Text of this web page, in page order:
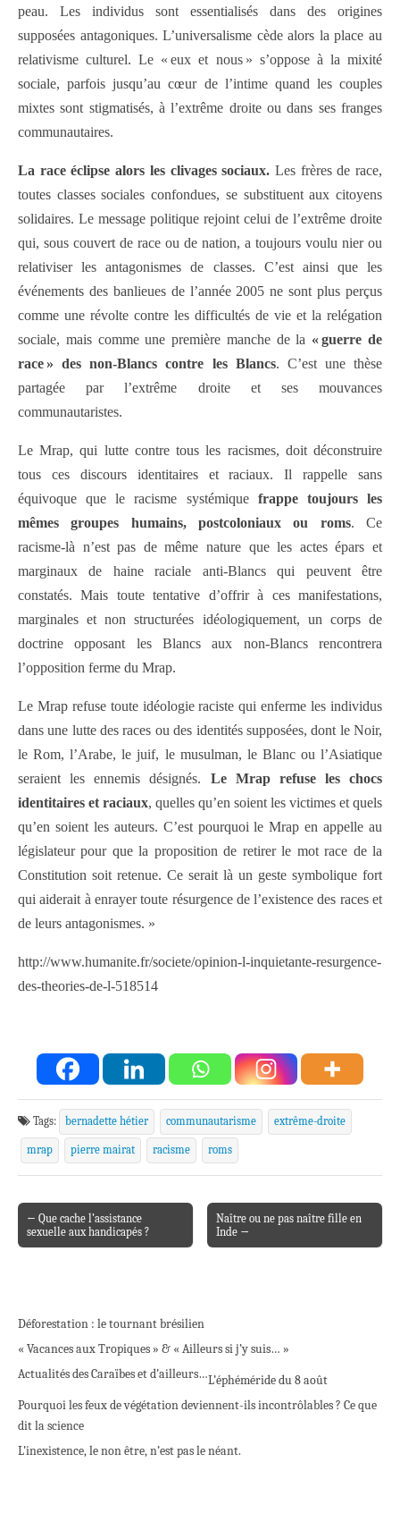
peau. Les individus sont essentialisés dans des origines
supposées antagoniques. L’universalisme cède alors la place au
relativisme culturel. Le « eux et nous » s’oppose à la mixité
sociale, parfois jusqu’au cœur de l’intime quand les couples
mixtes sont stigmatisés, à l’extrême droite ou dans ses franges
communautaires.
La race éclipse alors les clivages sociaux. Les frères de race,
toutes classes sociales confondues, se substituent aux citoyens
solidaires. Le message politique rejoint celui de l’extrême droite
qui, sous couvert de race ou de nation, a toujours voulu nier ou
relativiser les antagonismes de classes. C’est ainsi que les
événements des banlieues de l’année 2005 ne sont plus perçus
comme une révolte contre les difficultés de vie et la relégation
sociale, mais comme une première manche de la « guerre de
race » des non-Blancs contre les Blancs. C’est une thèse
partagée par l’extrême droite et ses mouvances
communautaristes.
Le Mrap, qui lutte contre tous les racismes, doit déconstruire
tous ces discours identitaires et raciaux. Il rappelle sans
équivoque que le racisme systémique frappe toujours les
mêmes groupes humains, postcoloniaux ou roms. Ce
racisme-là n’est pas de même nature que les actes épars et
marginaux de haine raciale anti-Blancs qui peuvent être
constatés. Mais toute tentative d’offrir à ces manifestations,
marginales et non structurées idéologiquement, un corps de
doctrine opposant les Blancs aux non-Blancs rencontrera
l’opposition ferme du Mrap.
Le Mrap refuse toute idéologie raciste qui enferme les individus
dans une lutte des races ou des identités supposées, dont le Noir,
le Rom, l’Arabe, le juif, le musulman, le Blanc ou l’Asiatique
seraient les ennemis désignés. Le Mrap refuse les chocs
identitaires et raciaux, quelles qu’en soient les victimes et quels
qu’en soient les auteurs. C’est pourquoi le Mrap en appelle au
législateur pour que la proposition de retirer le mot race de la
Constitution soit retenue. Ce serait là un geste symbolique fort
qui aiderait à enrayer toute résurgence de l’existence des races et
de leurs antagonismes. »
http://www.humanite.fr/societe/opinion-l-inquietante-resurgence-
des-theories-de-l-518514
Tags: bernadette hétier communautarisme extrême-droite
mrap pierre mairat racisme roms
Post navigation
← Que cache l’assistance
sexuelle aux handicapés ?
Naître ou ne pas naître fille en
Inde →
Déforestation : le tournant brésilien
« Vacances aux Tropiques » & « Ailleurs si j’y suis… »
Actualités des Caraïbes et d’ailleurs…L’éphéméride du 8 août
Pourquoi les feux de végétation deviennent-ils incontrôlables ? Ce que
dit la science
L’inexistence, le non être, n’est pas le néant.